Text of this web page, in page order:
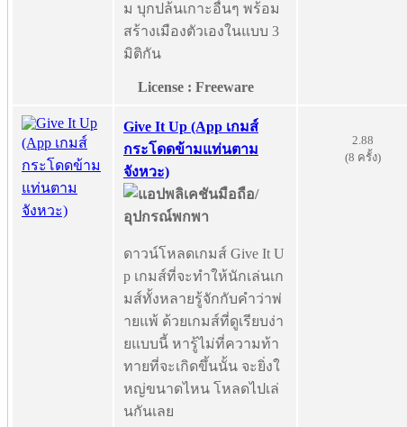
ม บุกปล้นเกาะอื่นๆ พร้อม
สร้างเมืองตัวเองในแบบ 3
มิติกัน
License : Freeware
Give It Up (App เกมส์
กระโดดข้ามแท่นตาม
จังหวะ)
ดาวน์โหลดเกมส์ Give It U
p เกมส์ที่จะทำให้นักเล่นเก
มส์ทั้งหลายรู้จักกับคำว่าพ่
ายแพ้ ด้วยเกมส์ที่ดูเรียบง่า
ยแบบนี้ หารู้ไม่ที่ความท้า
ทายที่จะเกิดขึ้นนั้น จะยิ่งใ
หญ่ขนาดไหน โหลดไปเล่
นกันเลย
2.88
(8 ครั้ง)